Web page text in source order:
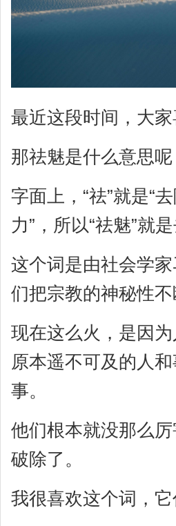
最近这段时间，大
那祛魅是什么意思呢
字面上，“祛”就是“
力”，所以“祛魅”就
这个词是由社会学
们把宗教的神秘性不
现在这么火，是因
原本遥不可及的人
事。
他们根本就没那么
破除了。
我很喜欢这个词，